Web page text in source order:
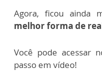
Agora, ficou ainda
melhor forma de
Você pode acessar
passo em vídeo!